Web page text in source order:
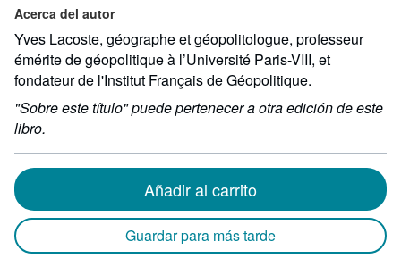
Acerca del autor
Yves Lacoste, géographe et géopolitologue, professeur
émérite de géopolitique à l’Université Paris-VIII, et
fondateur de l'Institut Français de Géopolitique.
"Sobre este título" puede pertenecer a otra edición de este
libro.
Añadir al carrito
Guardar para más tarde